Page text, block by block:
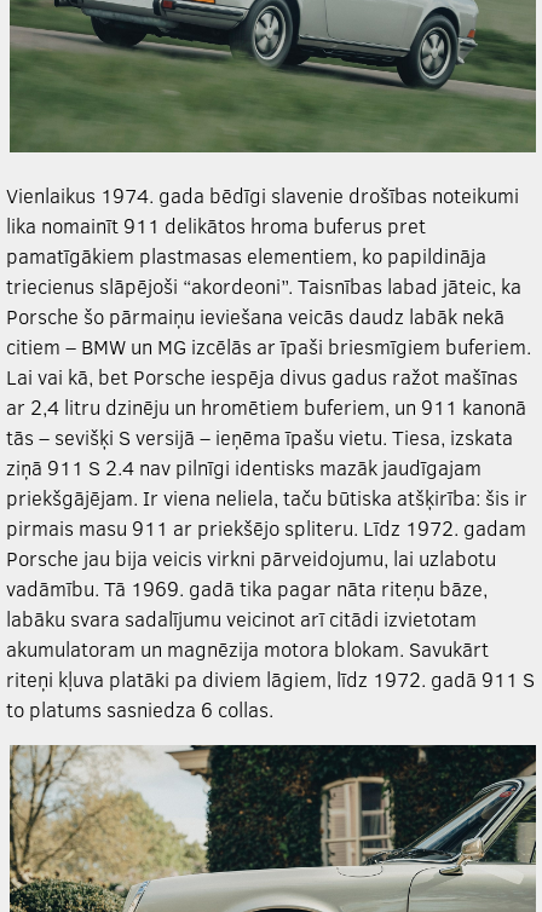
Vienlaikus 1974. gada bēdīgi slavenie drošības noteikumi
lika nomainīt 911 delikātos hroma buferus pret
pamatīgākiem plastmasas elementiem, ko papildināja
triecienus slāpējoši “akordeoni”. Taisnības labad jāteic, ka
Porsche šo pārmaiņu ieviešana veicās daudz labāk nekā
citiem – BMW un MG izcēlās ar īpaši briesmīgiem buferiem.
Lai vai kā, bet Porsche iespēja divus gadus ražot mašīnas
ar 2,4 litru dzinēju un hromētiem buferiem, un 911 kanonā
tās – sevišķi S versijā – ieņēma īpašu vietu. Tiesa, izskata
ziņā 911 S 2.4 nav pilnīgi identisks mazāk jaudīgajam
priekšgājējam. Ir viena neliela, taču būtiska atšķirība: šis ir
pirmais masu 911 ar priekšējo spliteru. Līdz 1972. gadam
Porsche jau bija veicis virkni pārveidojumu, lai uzlabotu
vadāmību. Tā 1969. gadā tika pagar nāta riteņu bāze,
labāku svara sadalījumu veicinot arī citādi izvietotam
akumulatoram un magnēzija motora blokam. Savukārt
riteņi kļuva platāki pa diviem lāgiem, līdz 1972. gadā 911 S
to platums sasniedza 6 collas.